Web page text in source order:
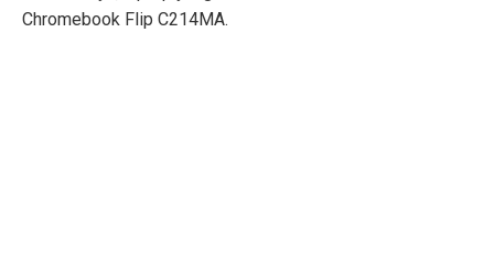
Chromebook Flip C214MA.